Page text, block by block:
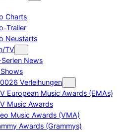
Charts
Trailer
Neustarts
TV
News
Verleihungen
European Music Awards (EMAs)
Music Awards
Music Awards (VMA)
Awards (Grammys)